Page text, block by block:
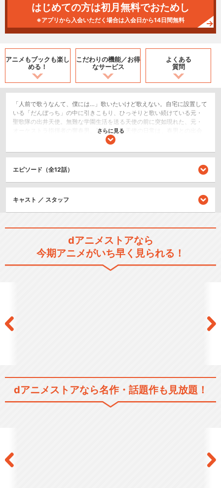
はじめての方は初月無料でおためし
※アプリから入会いただく場合は入会日から14日間無料
アニメもブックも楽し
める！
こだわりの機能／お得
なサービス
よくある
質問
「人前で歌うなんて、僕には…」歌いたいけど歌えない。自宅に設置して
いる「だんぼっち」の中に引きこもり、ひっそりと歌い続けている元・
聖歌隊の出井天使。無難な学園生活を送る天使の前に突如現れた、元・
オーケストラ指揮者の響春男。平和だった天使の日常は、春男との出会
いで一気にカオスと化していく…！新進気鋭ながら厄介な性格が災いしオ
れていた。それは、川越学園に男声オンリーの「ボーイズ・クワイア
部」を新設し「全国ボーイズ・クワイア・コンクール」での優勝を勝ち
取る事。エゴ全開でグイグイ迫る春男に巻き込まれ、「ボーイズ・クワ
イア部」に強制入部させられる天使と仲間たち。「大人げない」「空気
生クワイア部員たちだったが、春男の謎指導に振り回され歌い続けるう
ちに、いつしかクワイアにのめりこんでいく。ハイレベルなライバルチ
ール優勝」という無謀な挑戦を達成できるのかーー？！。ソウルフルな
クワイア・ソングに彩られた熱血青春コメディ開演！
ドラマ/青春
さらに見る
閉じる
エピソード（全12話）
キャスト ／ スタッフ
dアニメストアなら
今期アニメがいち早く見られる！
dアニメストアなら名作・話題作も見放題！